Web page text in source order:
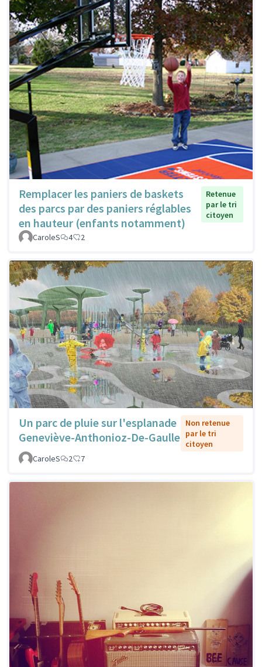
Remplacer les paniers de baskets
des parcs par des paniers réglables
en hauteur (enfants notamment)
Retenue
par le tri
citoyen
CaroleS 4 2
Un parc de pluie sur l'esplanade
Geneviève-Anthonioz-De-Gaulle
Non retenue
par le tri
citoyen
CaroleS
2 7